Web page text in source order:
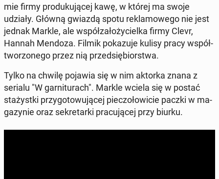
mie firmy pro­du­ku­ją­cej kawę, w której ma swoje
udziały. Główną gwiazdą spotu re­kla­mo­we­go nie jest
jednak Markle, ale współ­za­ło­ży­ciel­ka firmy Clevr,
Hannah Mendoza. Filmik po­ka­zu­je kulisy pracy współ­
two­rzo­ne­go przez nią przed­się­bior­stwa.
Tylko na chwilę pojawia się w nim aktorka znana z
serialu "W gar­ni­tu­rach". Markle wciela się w postać
sta­żyst­ki przy­go­to­wu­ją­cej pie­czo­ło­wi­cie paczki w ma­
ga­zy­nie oraz se­kre­tar­ki pra­cu­ją­cej przy biurku.